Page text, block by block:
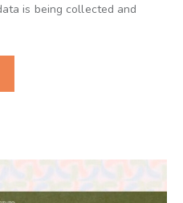
is being collected and